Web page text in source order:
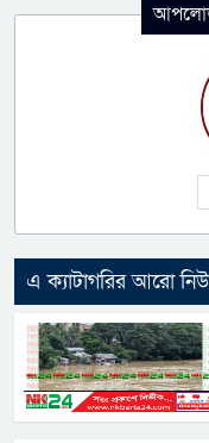
এ ক্যাটাগরির আরো